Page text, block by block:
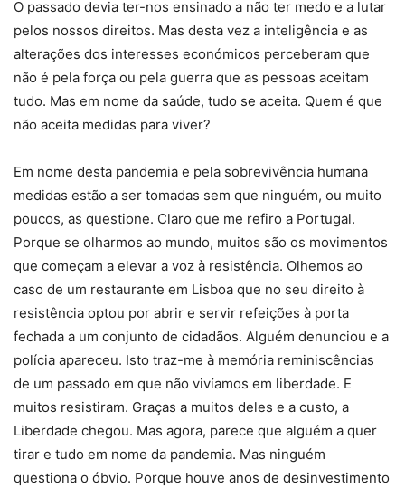
O passado devia ter-nos ensinado a não ter medo e a lutar
pelos nossos direitos. Mas desta vez a inteligência e as
alterações dos interesses económicos perceberam que
não é pela força ou pela guerra que as pessoas aceitam
tudo. Mas em nome da saúde, tudo se aceita. Quem é que
não aceita medidas para viver?
Em nome desta pandemia e pela sobrevivência humana
medidas estão a ser tomadas sem que ninguém, ou muito
poucos, as questione. Claro que me refiro a Portugal.
Porque se olharmos ao mundo, muitos são os movimentos
que começam a elevar a voz à resistência. Olhemos ao
caso de um restaurante em Lisboa que no seu direito à
resistência optou por abrir e servir refeições à porta
fechada a um conjunto de cidadãos. Alguém denunciou e a
polícia apareceu. Isto traz-me à memória reminiscências
de um passado em que não vivíamos em liberdade. E
muitos resistiram. Graças a muitos deles e a custo, a
Liberdade chegou. Mas agora, parece que alguém a quer
tirar e tudo em nome da pandemia. Mas ninguém
questiona o óbvio. Porque houve anos de desinvestimento